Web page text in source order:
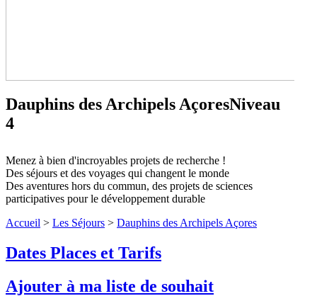
Dauphins des Archipels AçoresNiveau
4
Naviguez dans un archipel unique riche d'une biodiversité
exceptionnelle, et participez à une campagne d'observation et de
recensement des grands cétacés.↓ Lire le descriptif détaillé plus
bas ↓ Niveau 4
Menez à bien d'incroyables projets de recherche !
Des séjours et des voyages qui changent le monde
Des aventures hors du commun, des projets de sciences
participatives pour le développement durable
Accueil > Les Séjours > Dauphins des Archipels Açores
Dates Places et Tarifs
Ajouter à ma liste de souhait